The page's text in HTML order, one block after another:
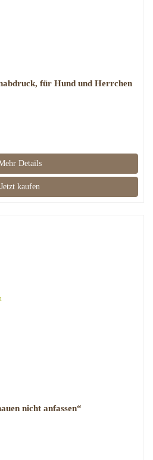
für Hund und Herrchen
Details
Jetzt kaufen
nicht anfassen“